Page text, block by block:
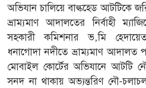
অভিযান চালিয়ে বাল্কহেড আটটিকে
ভ্রাম্যমাণ আদালতের নির্বাহী
সহকারী কমিশনার ভ‚মি
ধনাগোদা নদীতে ভ্রাম্যমাণ আদালত
মোবাইল কোর্টের অভিযানে আটটি
সনদ না থাকায় অভ্যন্তরিণ নৌ-